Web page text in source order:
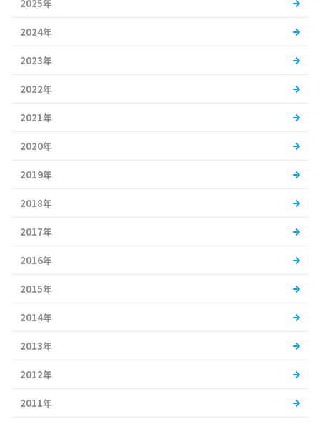
2025年
2024年
2023年
2022年
2021年
2020年
2019年
2018年
2017年
2016年
2015年
2014年
2013年
2012年
2011年